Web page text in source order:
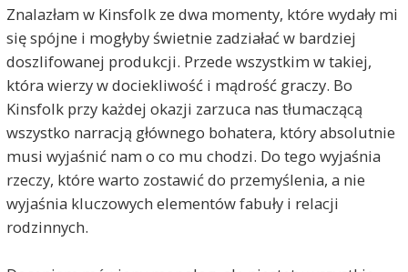
Znalazłam w Kinsfolk ze dwa momenty, które wydały mi
się spójne i mogłyby świetnie zadziałać w bardziej
doszlifowanej produkcji. Przede wszystkim w takiej,
która wierzy w dociekliwość i mądrość graczy. Bo
Kinsfolk przy każdej okazji zarzuca nas tłumaczącą
wszystko narracją głównego bohatera, który absolutnie
musi wyjaśnić nam o co mu chodzi. Do tego wyjaśnia
rzeczy, które warto zostawić do przemyślenia, a nie
wyjaśnia kluczowych elementów fabuły i relacji
rodzinnych.